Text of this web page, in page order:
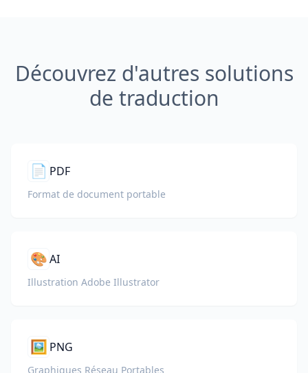
Découvrez d'autres solutions
de traduction
📄 PDF
Format de document portable
🎨AI
Illustration Adobe Illustrator
🖼️ PNG
Graphiques Réseau Portables